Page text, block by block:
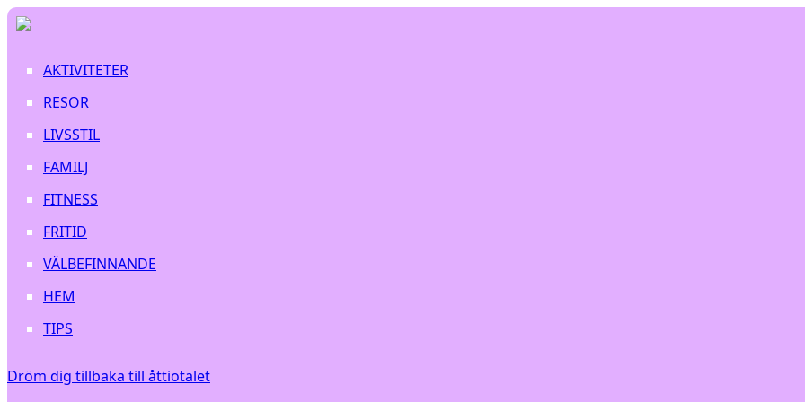
AKTIVITETER
RESOR
LIVSSTIL
FAMILJ
FITNESS
FRITID
VÄLBEFINNANDE
HEM
TIPS
Dröm dig tillbaka till åttiotalet